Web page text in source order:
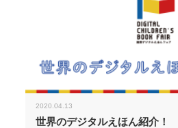
2020.04.13
世界のデジタルえほん紹介！